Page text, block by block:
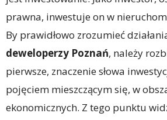
prawna, inwestuje on w
By prawidłowo zrozumieć
deweloperzy Poznań, należy
pierwsze, znaczenie słowa
pojęciem mieszczącym się, w
ekonomicznych. Z tego punktu